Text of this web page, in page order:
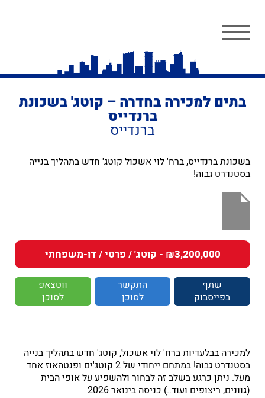
בתים למכירה בחדרה – קוטג' בשכונת
ברנדייס
ברנדייס
בשכונת ברנדייס, ברח' לוי אשכול קוטג' חדש בתהליך בנייה
בסטנדרט גבוה!
₪3,200,000 - קוטג' / פרטי / דו-משפחתי
שתף
בפייסבוק
התקשר
לסוכן
ווטצאפ
לסוכן
למכירה בבלעדיות ברח' לוי אשכול, קוטג' חדש בתהליך בנייה
בסטנדרט גבוה! במתחם ייחודי של 2 קוטג'ים ופנטהאוז אחד
מעל. ניתן כרגע בשלב זה לבחור ולהשפיע על אופי הבית
(גוונים, ריצופים ועוד..) כניסה בינואר 2026